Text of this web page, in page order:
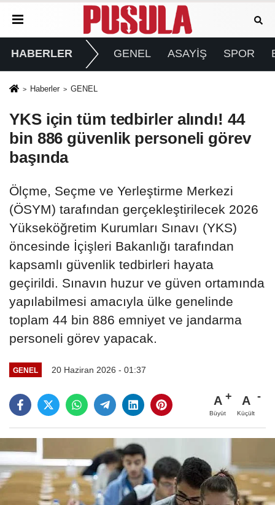
HABERLER GENEL ASAYİŞ SPOR
Haberler GENEL
YKS için tüm tedbirler alındı! 44
bin 886 güvenlik personeli görev
başında
Ölçme, Seçme ve Yerleştirme Merkezi
(ÖSYM) tarafından gerçekleştirilecek 2026
Yükseköğretim Kurumları Sınavı (YKS)
öncesinde İçişleri Bakanlığı tarafından
kapsamlı güvenlik tedbirleri hayata
geçirildi. Sınavın huzur ve güven ortamında
yapılabilmesi amacıyla ülke genelinde
toplam 44 bin 886 emniyet ve jandarma
personeli görev yapacak.
GENEL 20 Haziran 2026 - 01:37
A
Büyüt
A
Küçült